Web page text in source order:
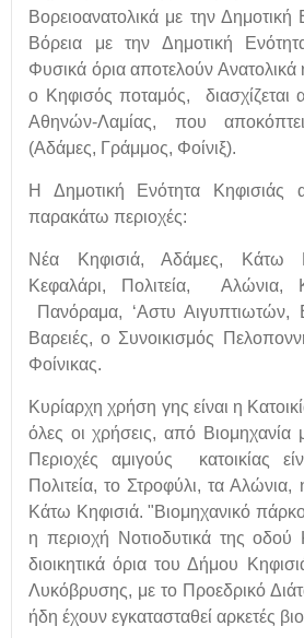
Βορειοανατολικά με την
Βόρεια με την Δημοτική
Φυσικά όρια αποτελούν Ανατολικά
ο Κηφισός ποταμός,
Αθηνών-Λαμίας, που
(Αδάμες, Γράμμος, Φοίνιξ).
Η Δημοτική Ενότητα Κηφισιάς
παρακάτω περιοχές:
Νέα Κηφισιά, Αδάμες, Κάτω
Κεφαλάρι, Πολιτεία, Αλώνια,
Πανόραμα, ‘Αστυ Αιγυπτιωτών,
Βαρειές, ο Συνοικισμός
Φοίνικας.
Κυρίαρχη χρήση γης είναι η
όλες οι χρήσεις, από Βιομηχανία
Περιοχές αμιγούς κατοικίας
Πολιτεία, το Στροφύλι, τα
Κάτω Κηφισιά. "Βιομηχανικό
η περιοχή Νοτιοδυτικά της οδού
διοικητικά όρια του Δήμου
Λυκόβρυσης, με το Προεδρικό
ήδη έχουν εγκατασταθεί αρκετές